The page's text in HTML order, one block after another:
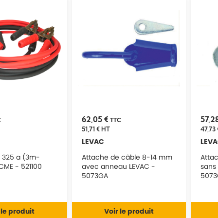
a (3m-
- 521100
produit
62,05 € TTC
51,71 €HT
LEVAC
Attache de câble 8-14 mm
avec anneau LEVAC -
5073GA
Voir le produit
47,73
sans